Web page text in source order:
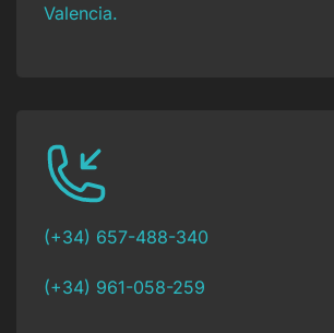
Valencia.
(+34) 657-488-340
(+34) 961-058-259